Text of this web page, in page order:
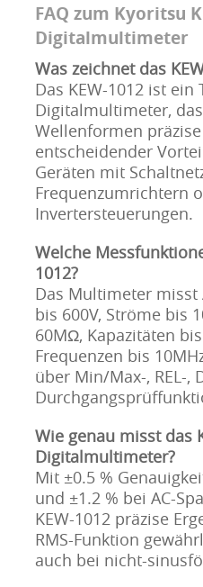
FAQ zum Kyoritsu
Digitalmultimeter
Was zeichnet das
Das KEW-1012 ist ein
Digitalmultimeter,
Wellenformen
entscheidender
Geräten mit
Frequenzumrichtern
Invertersteuerungen.
Welche
1012?
Das Multimeter misst
bis 600V, Ströme bis
60MΩ, Kapazitäten
Frequenzen bis
über Min/Max-, REL-,
Wie genau misst das
Digitalmultimeter?
Mit ±0.5 %
und ±1.2 % bei AC-
KEW-1012 präzise
RMS-Funktion
auch bei nicht-